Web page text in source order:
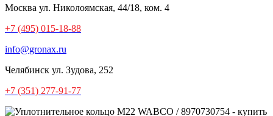
Москва ул. Николоямская, 44/18, ком. 4
+7 (495) 015-18-88
info@gronax.ru
Челябинск ул. Зудова, 252
+7 (351) 277-91-77